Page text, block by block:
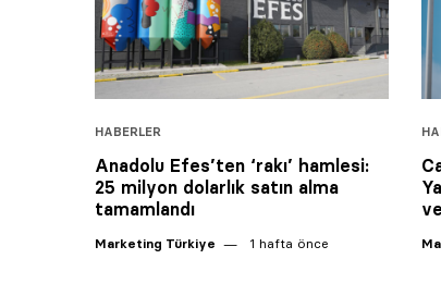
HABERLER
Anadolu Efes’ten ‘rakı’ hamlesi:
25 milyon dolarlık satın alma
tamamlandı
Marketing Türkiye 1 hafta önce